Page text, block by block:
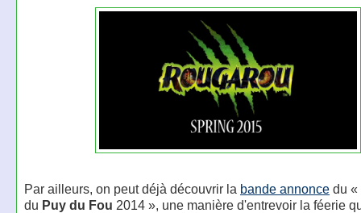
Par ailleurs, on peut déjà découvrir la bande annoncedu «
du Puy du Fou 2014 », une manière d'entrevoir la féerie